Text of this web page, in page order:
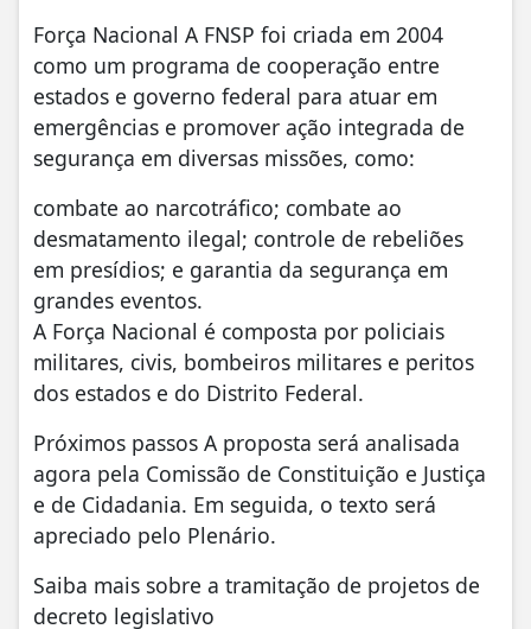
Força Nacional A FNSP foi criada em 2004
como um programa de cooperação entre
estados e governo federal para atuar em
emergências e promover ação integrada de
segurança em diversas missões, como:
combate ao narcotráfico; combate ao
desmatamento ilegal; controle de rebeliões
em presídios; e garantia da segurança em
grandes eventos.
A Força Nacional é composta por policiais
militares, civis, bombeiros militares e peritos
dos estados e do Distrito Federal.
Próximos passos A proposta será analisada
agora pela Comissão de Constituição e Justiça
e de Cidadania. Em seguida, o texto será
apreciado pelo Plenário.
Saiba mais sobre a tramitação de projetos de
decreto legislativo